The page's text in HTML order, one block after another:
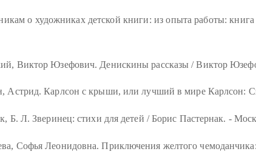
о художниках детской книги: из опыта работы:
Виктор Юзефович. Денискины рассказы / Виктор
Астрид. Карлсон с крыши, или лучший в мире Карлсон:
Б. Л. Зверинец: стихи для детей / Борис Пастернак. -
Софья Леонидовна. Приключения желтого